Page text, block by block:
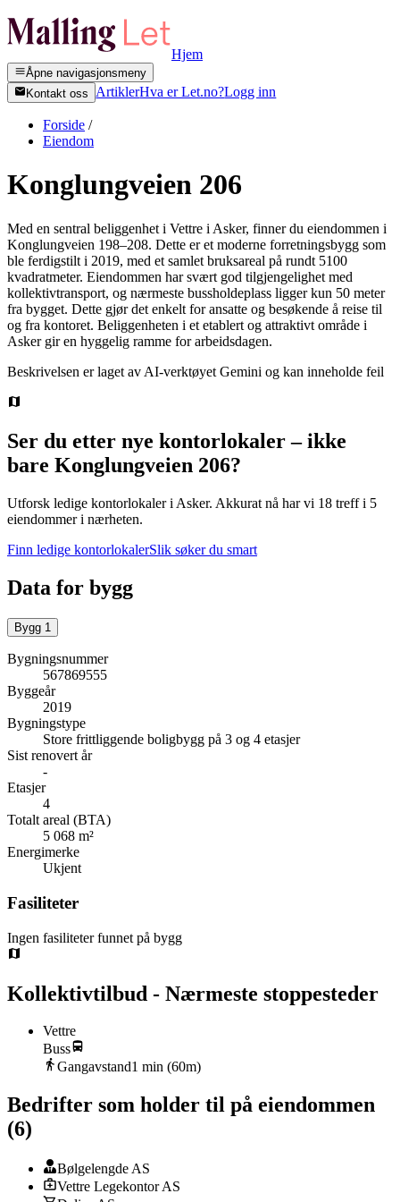
Hjem
Åpne navigasjonsmeny
Kontakt oss
ArtiklerHva er Let.no?Logg inn
Forside /
Eiendom
Konglungveien 206
Med en sentral beliggenhet i Vettre i Asker, finner du eiendommen i
Konglungveien 198–208. Dette er et moderne forretningsbygg som
ble ferdigstilt i 2019, med et samlet bruksareal på rundt 5100
kvadratmeter. Eiendommen har svært god tilgjengelighet med
kollektivtransport, og nærmeste bussholdeplass ligger kun 50 meter
fra bygget. Dette gjør det enkelt for ansatte og besøkende å reise til
og fra kontoret. Beliggenheten i et etablert og attraktivt område i
Asker gir en hyggelig ramme for arbeidsdagen.
Beskrivelsen er laget av AI-verktøyet Gemini og kan inneholde feil
Ser du etter nye kontorlokaler – ikke
bare Konglungveien 206?
Utforsk ledige kontorlokaler i Asker. Akkurat nå har vi 18 treff i 5
eiendommer i nærheten.
Finn ledige kontorlokalerSlik søker du smart
Data for bygg
Bygg 1
Bygningsnummer
567869555
Byggeår
2019
Bygningstype
Store frittliggende boligbygg på 3 og 4 etasjer
Sist renovert år
-
Etasjer
4
Totalt areal (BTA)
5 068 m²
Energimerke
Ukjent
Fasiliteter
Ingen fasiliteter funnet på bygg
Kollektivtilbud - Nærmeste stoppesteder
Vettre
Buss
Gangavstand1 min (60m)
Bedrifter som holder til på eiendommen
(6)
Bølgelengde AS
Vettre Legekontor AS